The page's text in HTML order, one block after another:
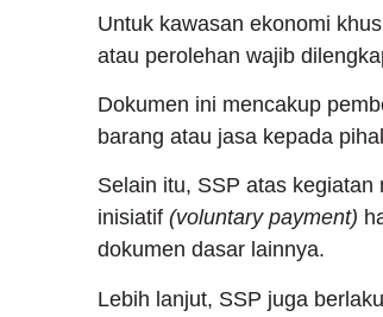
Untuk kawasan ekonomi
atau perolehan wajib
Dokumen ini mencakup
barang atau jasa kepada
Selain itu, SSP atas
inisiatif (voluntary payment)
dokumen dasar lainnya.
Lebih lanjut, SSP juga